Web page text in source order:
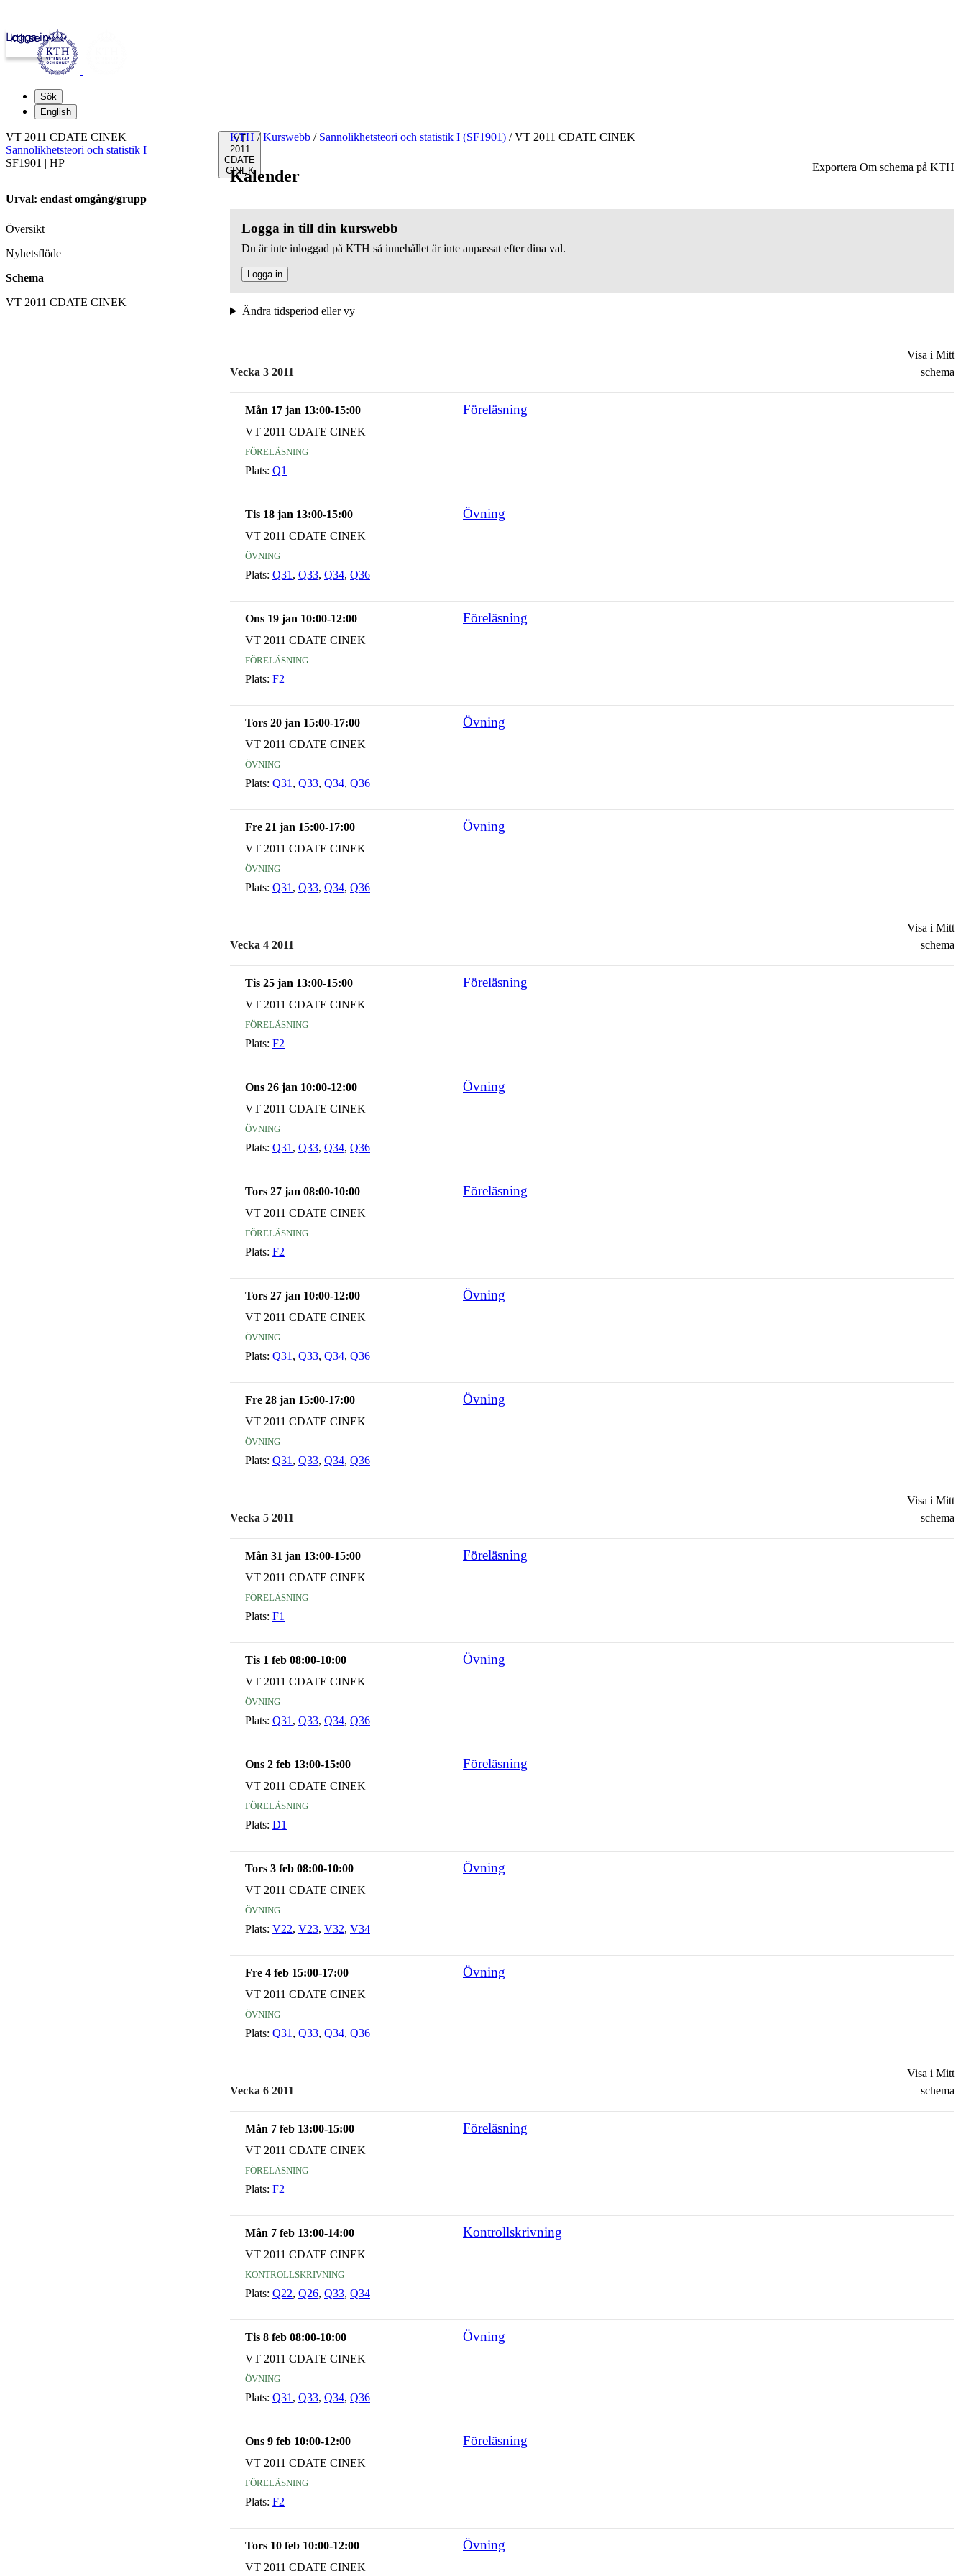
kth.se
Logga in
Sök
English
VT
2011
CDATE
CINEK
KTH / Kurswebb / Sannolikhetsteori och statistik I (SF1901) /VT 2011 CDATE CINEK
Kalender Exportera Om schema på KTH
Logga in till din kurswebb
Du är inte inloggad på KTH så innehållet är inte anpassat efter dina val.
Logga in
Ändra tidsperiod eller vy
Vecka 3 2011
Visa i Mitt
schema
Mån 17 jan 13:00-15:00 Föreläsning
VT 2011 CDATE CINEK
föreläsning
Plats: Q1
Tis 18 jan 13:00-15:00 Övning
VT 2011 CDATE CINEK
övning
Plats: Q31 , Q33, Q34, Q36
Ons 19 jan 10:00-12:00 Föreläsning
VT 2011 CDATE CINEK
föreläsning
Plats: F2
Tors 20 jan 15:00-17:00 Övning
VT 2011 CDATE CINEK
övning
Plats: Q31 , Q33, Q34, Q36
Fre 21 jan 15:00-17:00 Övning
VT 2011 CDATE CINEK
övning
Plats: Q31 , Q33, Q34, Q36
Vecka 4 2011
Visa i Mitt
schema
Tis 25 jan 13:00-15:00 Föreläsning
VT 2011 CDATE CINEK
föreläsning
Plats: F2
Ons 26 jan 10:00-12:00 Övning
VT 2011 CDATE CINEK
övning
Plats: Q31 , Q33, Q34, Q36
Tors 27 jan 08:00-10:00 Föreläsning
VT 2011 CDATE CINEK
föreläsning
Plats: F2
Tors 27 jan 10:00-12:00 Övning
VT 2011 CDATE CINEK
övning
Plats: Q31 , Q33, Q34, Q36
Fre 28 jan 15:00-17:00 Övning
VT 2011 CDATE CINEK
övning
Plats: Q31 , Q33, Q34, Q36
Vecka 5 2011
Visa i Mitt
schema
Mån 31 jan 13:00-15:00 Föreläsning
VT 2011 CDATE CINEK
föreläsning
Plats: F1
Tis 1 feb 08:00-10:00 Övning
VT 2011 CDATE CINEK
övning
Plats: Q31 , Q33, Q34, Q36
Ons 2 feb 13:00-15:00 Föreläsning
VT 2011 CDATE CINEK
föreläsning
Plats: D1
Tors 3 feb 08:00-10:00 Övning
VT 2011 CDATE CINEK
övning
Plats: V22, V23, V32, V34
Fre 4 feb 15:00-17:00 Övning
VT 2011 CDATE CINEK
övning
Plats: Q31 , Q33, Q34, Q36
Vecka 6 2011
Visa i Mitt
schema
Mån 7 feb 13:00-15:00 Föreläsning
VT 2011 CDATE CINEK
föreläsning
Plats: F2
Mån 7 feb 13:00-14:00 Kontrollskrivning
VT 2011 CDATE CINEK
kontrollskrivning
Plats: Q22, Q26, Q33, Q34
Tis 8 feb 08:00-10:00 Övning
VT 2011 CDATE CINEK
övning
Plats: Q31 , Q33, Q34, Q36
Ons 9 feb 10:00-12:00 Föreläsning
VT 2011 CDATE CINEK
föreläsning
Plats: F2
Tors 10 feb 10:00-12:00 Övning
VT 2011 CDATE CINEK
VT 2011 CDATE CINEK
Sannolikhetsteori och statistik I
SF1901 | HP
Urval: endast omgång/grupp
Översikt
Nyhetsflöde
Schema
VT 2011 CDATE CINEK